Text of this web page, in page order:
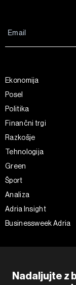
Nadaljujte z
Ekonomija
Posel
Politika
Finančni trgi
Razkošje
Tehnologija
Green
Šport
Analiza
Adria Insight
Businessweek Adria
Piškotki